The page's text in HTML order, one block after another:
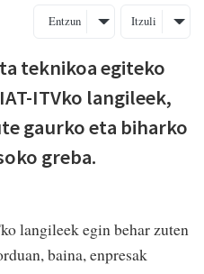
Entzun Itzuli
teknikoa egiteko
ITVko langileek,
gaurko eta biharko
greba.
langileek egin behar zuten
baina, enpresak